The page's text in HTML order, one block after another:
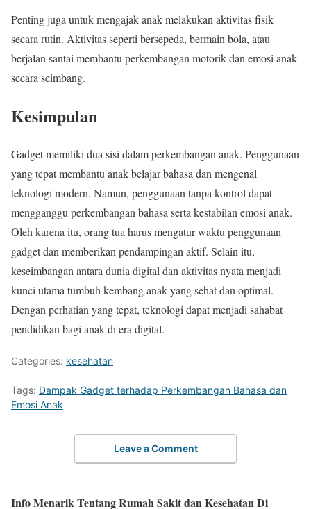
Penting juga untuk mengajak anak melakukan aktivitas fisik
secara rutin. Aktivitas seperti bersepeda, bermain bola, atau
berjalan santai membantu perkembangan motorik dan emosi anak
secara seimbang.
Kesimpulan
Gadget memiliki dua sisi dalam perkembangan anak. Penggunaan
yang tepat membantu anak belajar bahasa dan mengenal
teknologi modern. Namun, penggunaan tanpa kontrol dapat
mengganggu perkembangan bahasa serta kestabilan emosi anak.
Oleh karena itu, orang tua harus mengatur waktu penggunaan
gadget dan memberikan pendampingan aktif. Selain itu,
keseimbangan antara dunia digital dan aktivitas nyata menjadi
kunci utama tumbuh kembang anak yang sehat dan optimal.
Dengan perhatian yang tepat, teknologi dapat menjadi sahabat
pendidikan bagi anak di era digital.
Categories: kesehatan
Tags: Dampak Gadget terhadap Perkembangan Bahasa dan
Emosi Anak
Leave a Comment
Info Menarik Tentang Rumah Sakit dan Kesehatan Di